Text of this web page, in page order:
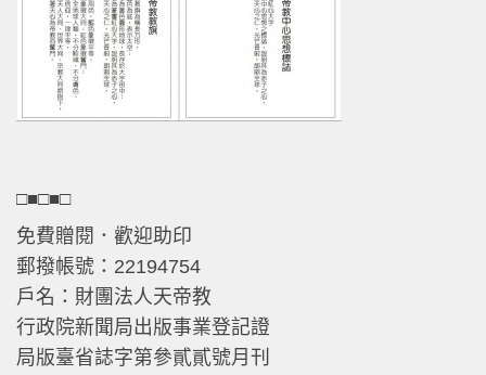
□■□■□
免費贈閱．歡迎助印
郵撥帳號：22194754
戶名：財團法人天帝教
行政院新聞局出版事業登記證
局版臺省誌字第參貳貳號月刊